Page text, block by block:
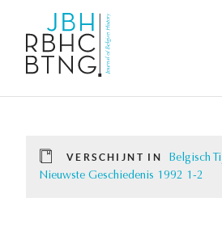
VERSCHIJNT IN
Belgisch
Nieuwste Geschiedenis 1992 1-2